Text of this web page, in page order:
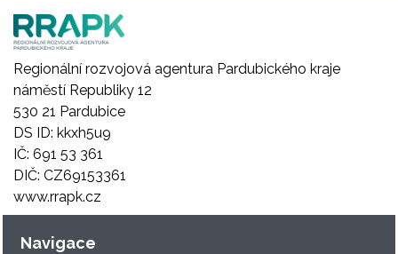
Regionální rozvojová agentura Pardubického kraje
náměstí Republiky 12
530 21 Pardubice
DS ID: kkxh5u9
IČ: 691 53 361
DIČ: CZ69153361
www.rrapk.cz
Navigace